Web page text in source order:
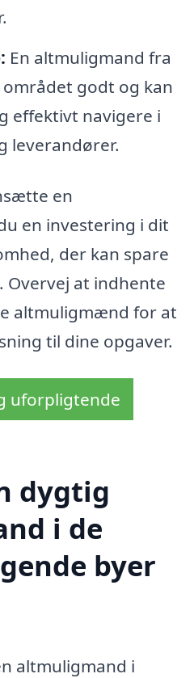
En altmuligmand fra
godt og kan
effektivt navigere i
leverandører.
en
en investering i dit
der kan spare
Overvej at indhente
altmuligmænd for at
til dine opgaver.
uforpligtende
dygtig
i de
byer
altmuligmand i